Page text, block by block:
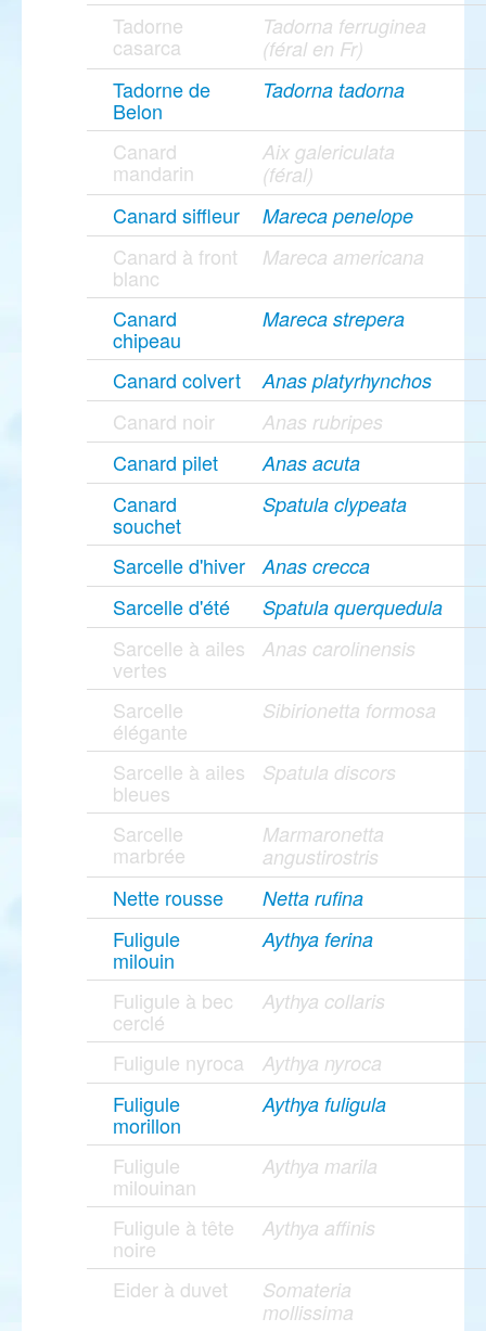
Tadorne
casarca
Tadorna ferruginea
(féral en Fr)
Tadorne de
Belon
Tadorna tadorna
Canard
mandarin
Aix galericulata
(féral)
Canard siffleur Mareca penelope
Canard à front
blanc
Mareca americana
Canard
chipeau
Mareca strepera
Canard colvert Anas platyrhynchos
Canard noir Anas rubripes
Canard pilet Anas acuta
Canard
souchet
Spatula clypeata
Sarcelle d'hiver Anas crecca
Sarcelle d'été Spatula querquedula
Sarcelle à ailes
vertes
Anas carolinensis
Sarcelle
élégante
Sibirionetta formosa
Sarcelle à ailes
bleues
Spatula discors
Sarcelle
marbrée
Marmaronetta
angustirostris
Nette rousse Netta rufina
Fuligule
milouin
Aythya ferina
Fuligule à bec
cerclé
Aythya collaris
Fuligule nyroca Aythya nyroca
Fuligule
morillon
Aythya fuligula
Fuligule
milouinan
Aythya marila
Fuligule à tête
noire
Aythya affinis
Eider à duvet
Somateria
mollissima